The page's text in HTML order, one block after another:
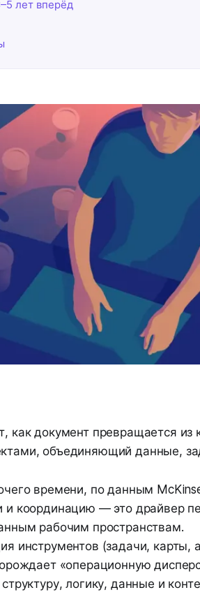
лет вперёд
как документ превращается из
объединяющий данные,
времени, по данным
и координацию — это драйвер
рабочим пространствам.
инструментов (задачи,
«операционную
логику, данные и